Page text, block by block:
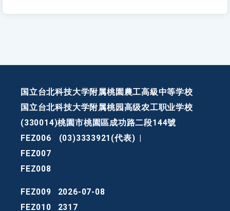
国立台北科技大学附属桃園農工高級中等学校
国立台北科技大学附属桃园高级农工职业学校
(330014)桃園市桃園區成功路二段144號
FEZ006
(03)3333921(代表) |
FEZ007
FEZ008
FEZ009
2026-07-08
FEZ010
2317